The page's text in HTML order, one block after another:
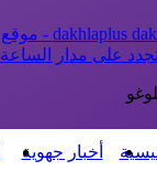
dakhlaplus - موقع
على مدار الساعة
أخبار جهوية